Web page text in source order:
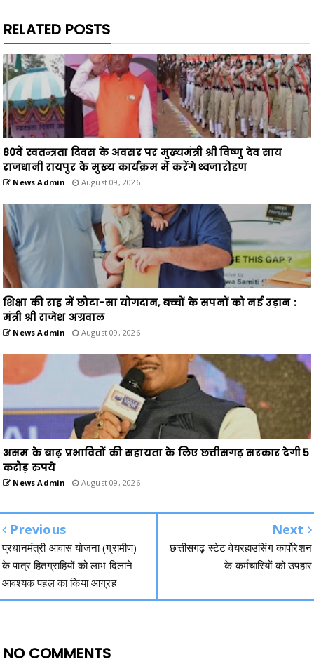
RELATED POSTS
80वें स्वतन्त्रता दिवस के अवसर पर मुख्यमंत्री श्री विष्णु देव साय
राजधानी रायपुर के मुख्य कार्यक्रम में करेंगे ध्वजारोहण
News Admin August 09, 2026
शिक्षा की राह में छोटा-सा योगदान, बच्चों के सपनों को नई उड़ान :
मंत्री श्री राजेश अग्रवाल
News Admin August 09, 2026
असम के बाढ़ प्रभावितों की सहायता के लिए छत्तीसगढ़ सरकार देगी 5
करोड़ रुपये
News Admin August 09, 2026
Previous
प्रधानमंत्री आवास योजना (ग्रामीण)
के पात्र हितग्राहियों को लाभ दिलाने
आवश्यक पहल का किया आग्रह
Next
छत्तीसगढ़ स्टेट वेयरहाउसिंग कार्पोरेशन
के कर्मचारियों को उपहार
NO COMMENTS